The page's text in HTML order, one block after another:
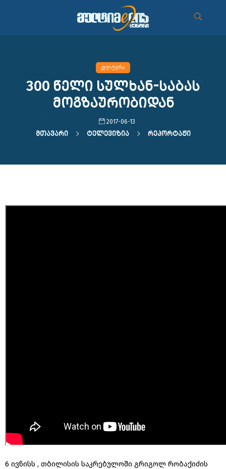
კულტურა
300 წელი სულხან-საბას
მოგზაურობიდან
2017-06-13
Მთავარი Ტელევიზია Რეპორტაჟი
6 ივნისს , თბილისის საკრებულოში გრიგოლ რობაქიძის